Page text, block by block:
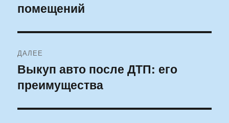
записям
запись:
помещений
ДАЛЕЕ
Следующая
запись:
Выкуп авто после ДТП: его
преимущества